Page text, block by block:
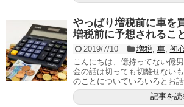
やっぱり増税前に車を
増税前に予想されるこ
2019/7/10 増税, 車, 初
こんにちは、億持ってない億
金の話は切っても切離せない
のことについていろいろとお
記事を読